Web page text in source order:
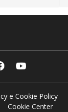
e Cookie Policy
Cookie Center